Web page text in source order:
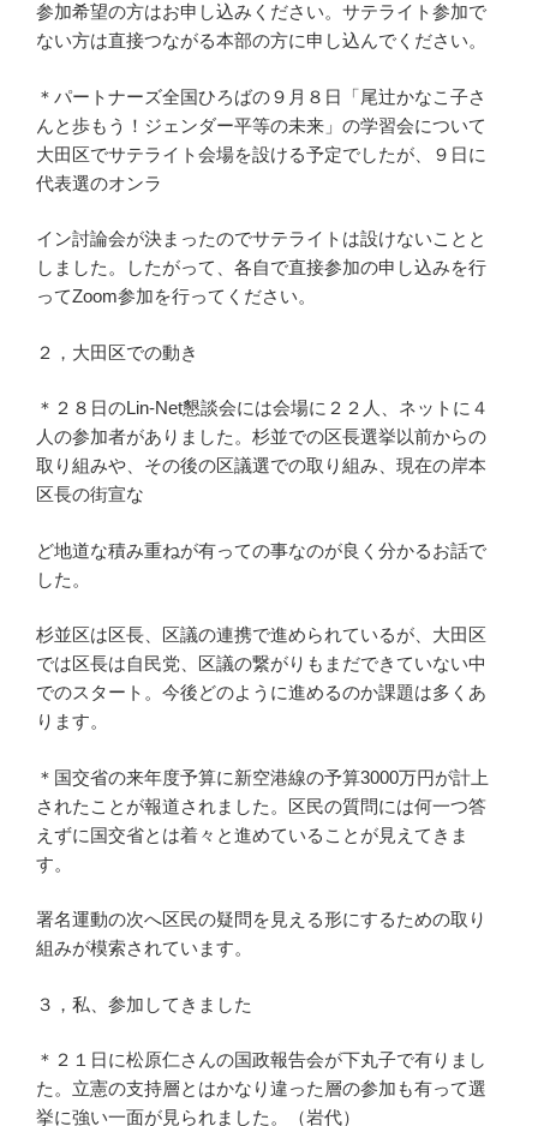
参加希望の方はお申し込みください。サテライト参加で
ない方は直接つながる本部の方に申し込んでください。
＊パートナーズ全国ひろばの９月８日「尾辻かなこ子さ
んと歩もう！ジェンダー平等の未来」の学習会について
大田区でサテライト会場を設ける予定でしたが、９日に
代表選のオンラ
イン討論会が決まったのでサテライトは設けないことと
しました。したがって、各自で直接参加の申し込みを行
ってZoom参加を行ってください。
２，大田区での動き
＊２８日のLin-Net懇談会には会場に２２人、ネットに４
人の参加者がありました。杉並での区長選挙以前からの
取り組みや、その後の区議選での取り組み、現在の岸本
区長の街宣な
ど地道な積み重ねが有っての事なのが良く分かるお話で
した。
杉並区は区長、区議の連携で進められているが、大田区
では区長は自民党、区議の繋がりもまだできていない中
でのスタート。今後どのように進めるのか課題は多くあ
ります。
＊国交省の来年度予算に新空港線の予算3000万円が計上
されたことが報道されました。区民の質問には何一つ答
えずに国交省とは着々と進めていることが見えてきま
す。
署名運動の次へ区民の疑問を見える形にするための取り
組みが模索されています。
３，私、参加してきました
＊２１日に松原仁さんの国政報告会が下丸子で有りまし
た。立憲の支持層とはかなり違った層の参加も有って選
挙に強い一面が見られました。（岩代）